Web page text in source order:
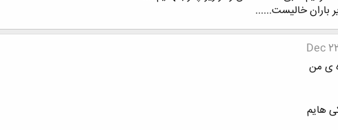
باران خالیست......
Dec
ﯼ ﻣﻦ
ﻫﺎﯾﻢ